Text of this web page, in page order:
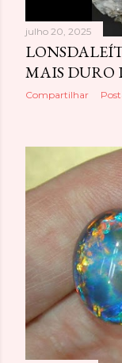
julho 20, 2025
MAIS DURO
Compartilhar